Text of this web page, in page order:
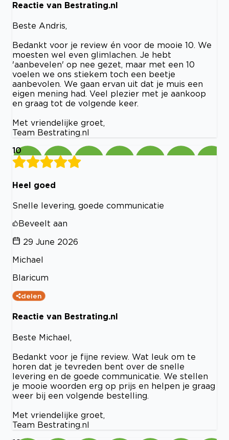
Reactie van Bestrating.nl
Beste Andris,
Bedankt voor je review én voor de mooie 10. We
moesten wel even glimlachen. Je hebt
'aanbevelen' op nee gezet, maar met een 10
voelen we ons stiekem toch een beetje
aanbevolen. We gaan ervan uit dat je muis een
eigen mening had. Veel plezier met je aankoop
en graag tot de volgende keer.
Met vriendelijke groet,
Team Bestrating.nl
10
Heel goed
Snelle levering, goede communicatie
Beveelt aan
29 June 2026
Michael
Blaricum
delen
Reactie van Bestrating.nl
Beste Michael,
Bedankt voor je fijne review. Wat leuk om te
horen dat je tevreden bent over de snelle
levering en de goede communicatie. We stellen
je mooie woorden erg op prijs en helpen je graag
weer bij een volgende bestelling.
Met vriendelijke groet,
Team Bestrating.nl